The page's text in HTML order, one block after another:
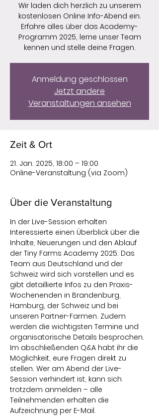
Wir laden dich herzlich zu unserem
kostenlosen Online Info-Abend ein.
Erfahre alles über das Academy-
Programm 2025, lerne unser Team
kennen und stelle deine Fragen.
Anmeldung geschlossen
Jetzt andere
Veranstaltungen ansehen
Zeit & Ort
21. Jan. 2025, 18:00 – 19:00
Online-Veranstaltung (via Zoom)
Über die Veranstaltung
In der Live-Session erhalten
Interessierte einen Überblick über die
Inhalte, Neuerungen und den Ablauf
der Tiny Farms Academy 2025. Das
Team aus Deutschland und der
Schweiz wird sich vorstellen und es
gibt detaillierte Infos zu den Praxis-
Wochenenden in Brandenburg,
Hamburg, der Schweiz und bei
unseren Partner-Farmen. Zudem
werden die wichtigsten Termine und
organisatorische Details besprochen.
Im abschließenden Q&A habt ihr die
Möglichkeit, eure Fragen direkt zu
stellen. Wer am Abend der Live-
Session verhindert ist, kann sich
trotzdem anmelden – alle
Teilnehmenden erhalten die
Aufzeichnung per E-Mail.